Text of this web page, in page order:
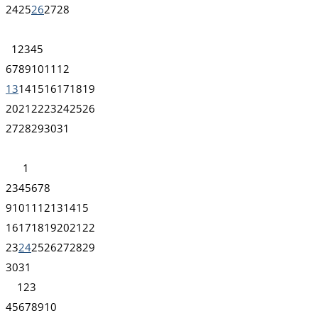
2425262728
1 2345
67891011 12
13141516171819
2021 2223242526
2728293031
1
2345678
91011 12131415
161718192021 22
23242526272829
3031
1 23
45678910